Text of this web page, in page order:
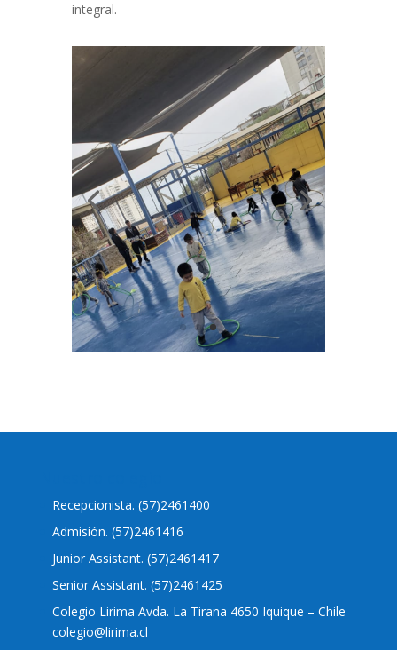
integral.
Recepcionista. (57)2461400
Admisión. (57)2461416
Junior Assistant. (57)2461417
Senior Assistant. (57)2461425
Colegio Lirima Avda. La Tirana 4650 Iquique – Chile
colegio@lirima.cl